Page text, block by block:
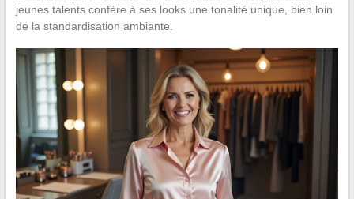
jeunes talents confère à ses looks une tonalité unique, bien loin
de la standardisation ambiante.